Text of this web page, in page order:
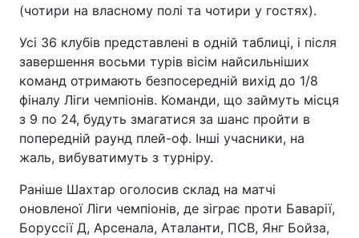
(чотири на власному полі та чотири у гостях).
Усі 36 клубів представлені в одній таблиці, і після
завершення восьми турів вісім найсильніших
команд отримають безпосередній вихід до 1/8
фіналу Ліги чемпіонів. Команди, що займуть місця
з 9 по 24, будуть змагатися за шанс пройти в
попередній раунд плей-оф. Інші учасники, на
жаль, вибуватимуть з турніру.
Раніше Шахтар оголосив склад на матчі
оновленої Ліги чемпіонів, де зіграє проти Баварії,
Боруссії Д, Арсенала, Аталанти, ПСВ, Янг Бойза,